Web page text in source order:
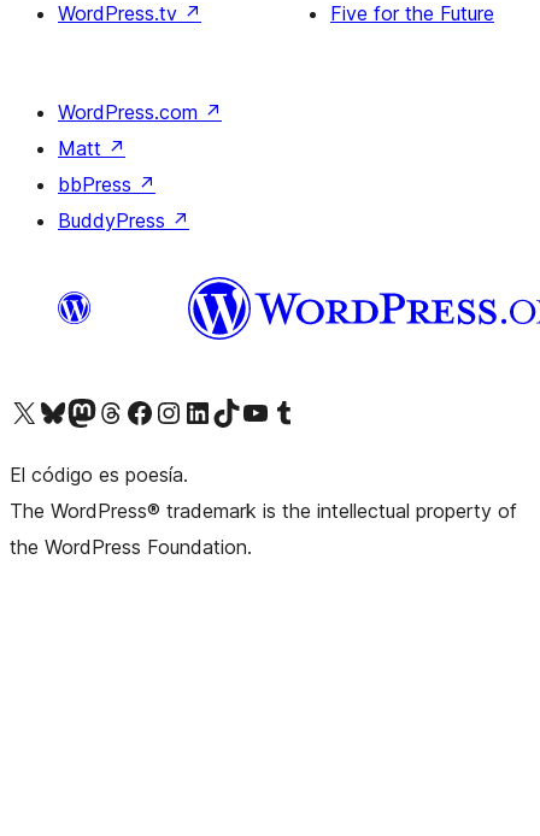
WordPress.tv ↗
Five for the Future
WordPress.com ↗
Matt ↗
bbPress ↗
BuddyPress ↗
Visita nuestra cuenta de X (anteriormente Twitter)
Visita nuestra cuenta de Bluesky
Visita nuestra cuenta de Mastodon
Visita nuestra cuenta de Threads
Visita nuestra página de Facebook
Visita nuestra cuenta de Instagram
Visita nuestra cuenta de LinkedIn
Visita nuestra cuenta de TikTok
Visita nuestro canal de YouTube
Visita nuestra cuenta de Tumblr
El código es poesía.
The WordPress® trademark is the intellectual property of
the WordPress Foundation.